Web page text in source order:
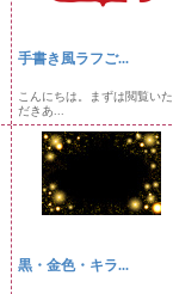
手書き風ラフご...
こんにちは。まずは閲覧いた
だきあ...
黒・金色・キラ...